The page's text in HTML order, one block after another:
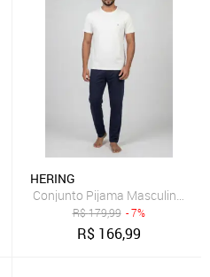
Bege
HERING
Conjunto Pijama Masculino
R$179,99 - 7%
R$ 166,99